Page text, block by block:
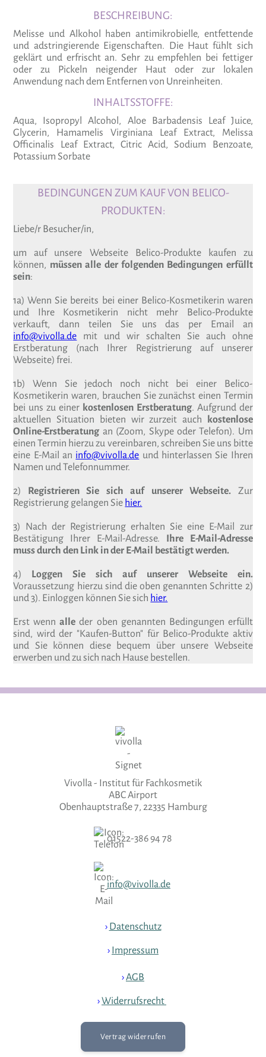
BESCHREIBUNG:
Melisse und Alkohol haben antimikrobielle, entfettende
und adstringierende Eigenschaften. Die Haut fühlt sich
geklärt und erfrischt an. Sehr zu empfehlen bei fettiger
oder zu Pickeln neigender Haut oder zur lokalen
Anwendung nach dem Entfernen von Unreinheiten.
INHALTSSTOFFE:
Aqua, Isopropyl Alcohol, Aloe Barbadensis Leaf Juice,
Glycerin, Hamamelis Virginiana Leaf Extract, Melissa
Officinalis Leaf Extract, Citric Acid, Sodium Benzoate,
Potassium Sorbate
BEDINGUNGEN ZUM KAUF VON BELICO-
PRODUKTEN:
Liebe/r Besucher/in,
um auf unsere Webseite Belico-Produkte kaufen zu
können, müssen alle der folgenden Bedingungen erfüllt
sein:
1a) Wenn Sie bereits bei einer Belico-Kosmetikerin waren
und Ihre Kosmetikerin nicht mehr Belico-Produkte
verkauft, dann teilen Sie uns das per Email an
info@vivolla.de mit und wir schalten Sie auch ohne
Erstberatung (nach Ihrer Registrierung auf unserer
Webseite) frei.
1b) Wenn Sie jedoch noch nicht bei einer Belico-
Kosmetikerin waren, brauchen Sie zunächst einen Termin
bei uns zu einer kostenlosen Erstberatung. Aufgrund der
aktuellen Situation bieten wir zurzeit auch kostenlose
Online-Erstberatung an (Zoom, Skype oder Telefon). Um
einen Termin hierzu zu vereinbaren, schreiben Sie uns bitte
eine E-Mail an info@vivolla.de und hinterlassen Sie Ihren
Namen und Telefonnummer.
2) Registrieren Sie sich auf unserer Webseite. Zur
Registrierung gelangen Siehier.
3) Nach der Registrierung erhalten Sie eine E-Mail zur
Bestätigung Ihrer E-Mail-Adresse. Ihre E-Mail-Adresse
muss durch den Link in der E-Mail bestätigt werden.
4) Loggen Sie sich auf unserer Webseite ein.
Voraussetzung hierzu sind die oben genannten Schritte 2)
und 3). Einloggen können Sie sich hier.
Erst wennalle der oben genannten Bedingungen erfüllt
sind, wird der "Kaufen-Button" für Belico-Produkte aktiv
und Sie können diese bequem über unsere Webseite
erwerben und zu sich nach Hause bestellen.
Vivolla - Institut für Fachkosmetik
ABC Airport
Obenhauptstraße 7, 22335 Hamburg
01522-386 94 78
info@vivolla.de
›Datenschutz
›Impressum
›AGB
›Widerrufsrecht
Vertrag widerrufen